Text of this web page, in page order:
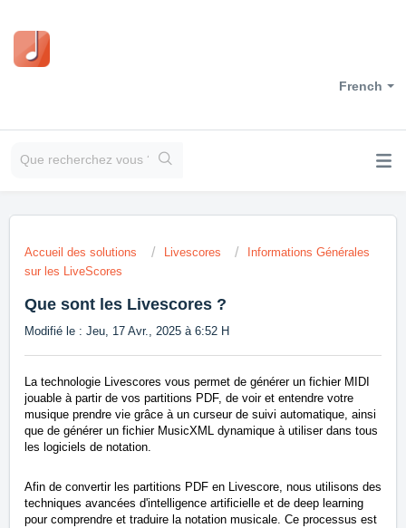
French
Accueil des solutions Livescores
Informations Générales
sur les LiveScores
Que sont les Livescores ?
Modifié le : Jeu, 17 Avr., 2025 à 6:52 H
La technologie Livescores vous permet de générer un fichier MIDI
jouable à partir de vos partitions PDF, de voir et entendre votre
musique prendre vie grâce à un curseur de suivi automatique, ainsi
que de générer un fichier MusicXML dynamique à utiliser dans tous
les logiciels de notation.
Afin de convertir les partitions PDF en Livescore, nous utilisons des
techniques avancées d'intelligence artificielle et de deep learning
pour comprendre et traduire la notation musicale. Ce processus est